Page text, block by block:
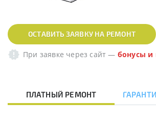
ОСТАВИТЬ ЗАЯВКУ НА РЕМОНТ
При заявке через сайт — бонусы и
ПЛАТНЫЙ РЕМОНТ